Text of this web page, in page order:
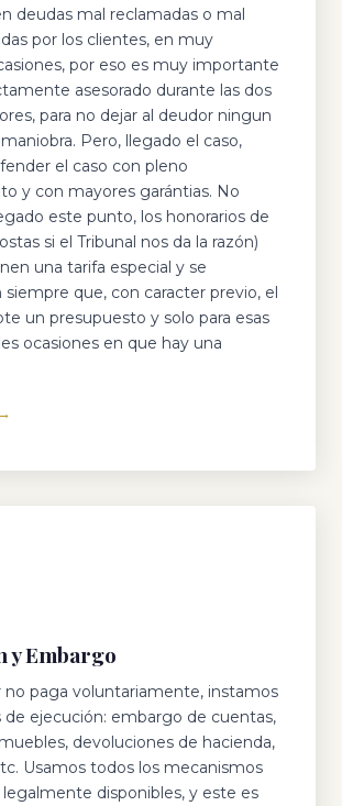
deudas mal reclamadas o mal
por los clientes, en muy
por eso es muy importante
asesorado durante las dos
para no dejar al deudor ningun
Pero, llegado el caso,
el caso con pleno
y con mayores garántias. No
este punto, los honorarios de
si el Tribunal nos da la razón)
una tarifa especial y se
siempre que, con caracter previo, el
un presupuesto y solo para esas
ocasiones en que hay una
y Embargo
no paga voluntariamente, instamos
de ejecución: embargo de cuentas,
devoluciones de hacienda,
Usamos todos los mecanismos
disponibles, y este es